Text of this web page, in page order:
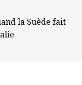
la Suède fait